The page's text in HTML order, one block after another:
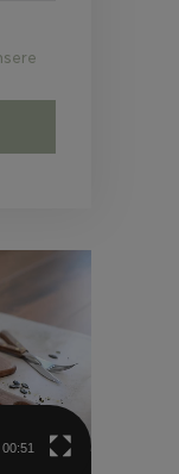
00:51